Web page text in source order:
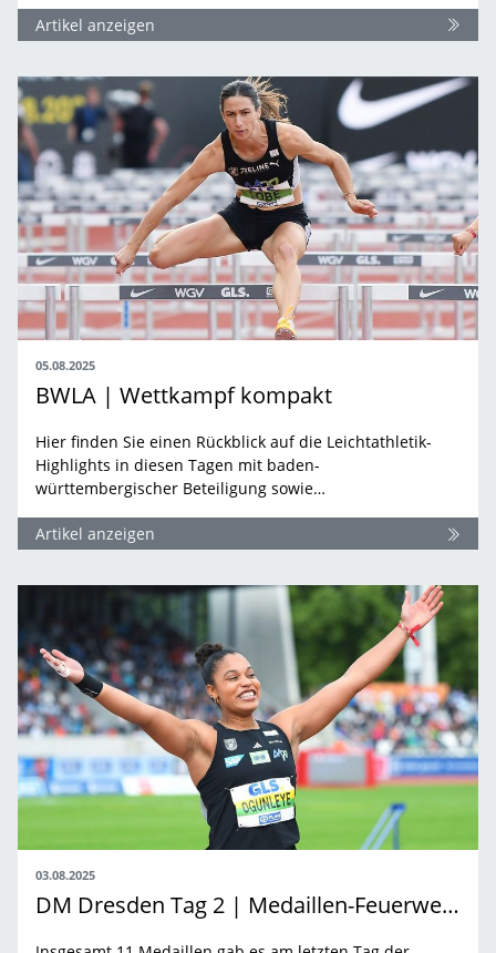
Artikel anzeigen
05.08.2025
BWLA | Wettkampf kompakt
Hier finden Sie einen Rückblick auf die Leichtathletik-
Highlights in diesen Tagen mit baden-
württembergischer Beteiligung sowie…
Artikel anzeigen
03.08.2025
DM Dresden Tag 2 | Medaillen-Feuerwerk am Finaltag